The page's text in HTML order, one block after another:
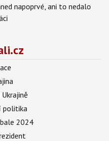
napoprvé, ani to nedalo
politika
2024